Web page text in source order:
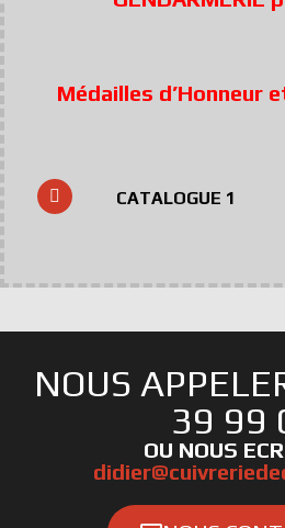
Médailles d’Honneur
CATALOGUE 1
NOUS
39 99